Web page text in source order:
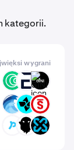
kategorii.
wygrani
ISLM EVR GINI
OPT CTSI PSTAKE
NPT GHOST XCL